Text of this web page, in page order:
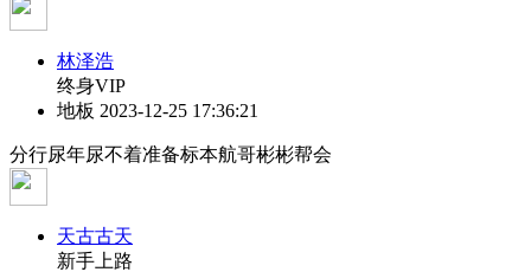
林泽浩
终身VIP
地板 2023-12-25 17:36:21
分行尿年尿不着准备标本航哥彬彬帮会
天古古天
新手上路